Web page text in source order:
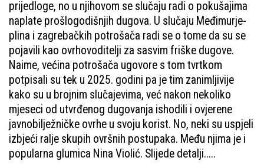
prijedloge, no u njihovom se slučaju radi o pokušajima
naplate prošlogodišnjih dugova. U slučaju Međimurje-
plina i zagrebačkih potrošača radi se o tome da su se
pojavili kao ovrhovoditelji za sasvim friške dugove.
Naime, većina potrošača ugovore s tom tvrtkom
potpisali su tek u 2025. godini pa je tim zanimljivije
kako su u brojnim slučajevima, već nakon nekoliko
mjeseci od utvrđenog dugovanja ishodili i ovjerene
javnobilježničke ovrhe u svoju korist. No, neki su uspjeli
izbjeći ralje skupih ovršnih postupaka. Među njima je i
popularna glumica Nina Violić. Slijede detalji.....